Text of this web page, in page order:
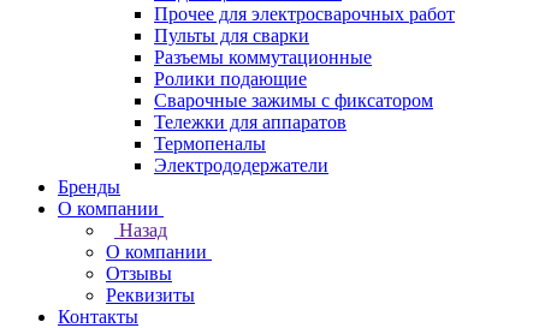
Прочее для электросварочных работ
Пульты для сварки
Разъемы коммутационные
Ролики подающие
Сварочные зажимы с фиксатором
Тележки для аппаратов
Термопеналы
Электрододержатели
Бренды
О компании
Назад
О компании
Отзывы
Реквизиты
Контакты